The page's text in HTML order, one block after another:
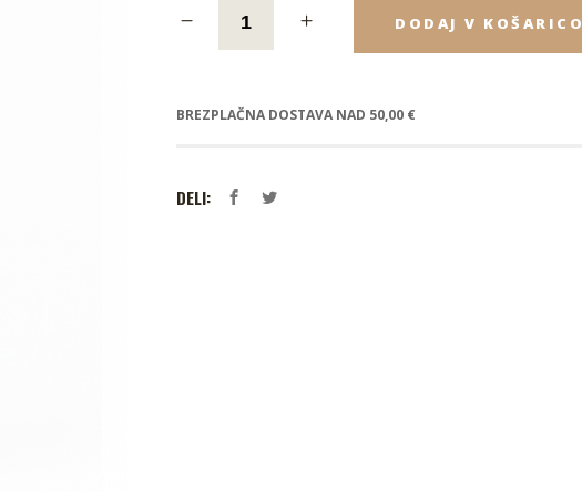
DODAJ V KOŠARICO
BREZPLAČNA DOSTAVA NAD 50,00 €
DELI: